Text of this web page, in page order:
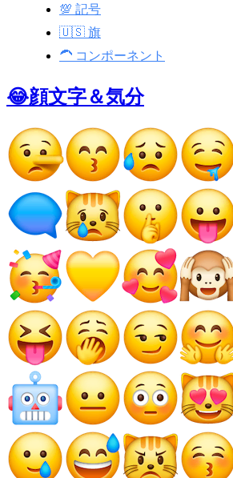
💯 記号
🇺🇸 旗
🦱 コンポーネント
😂顔文字＆気分